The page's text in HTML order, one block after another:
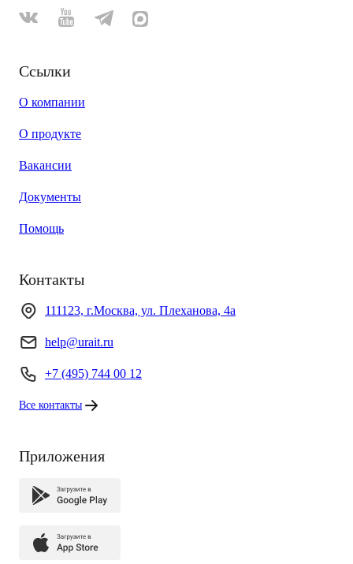
Ссылки
О компании
О продукте
Вакансии
Документы
Помощь
Контакты
111123, г.Москва, ул. Плеханова, 4а
help@urait.ru
+7 (495) 744 00 12
Все контакты
Приложения